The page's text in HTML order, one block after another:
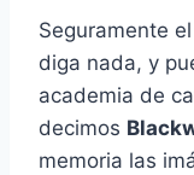
Seguramente
diga nada, y
academia de
decimos
memoria las